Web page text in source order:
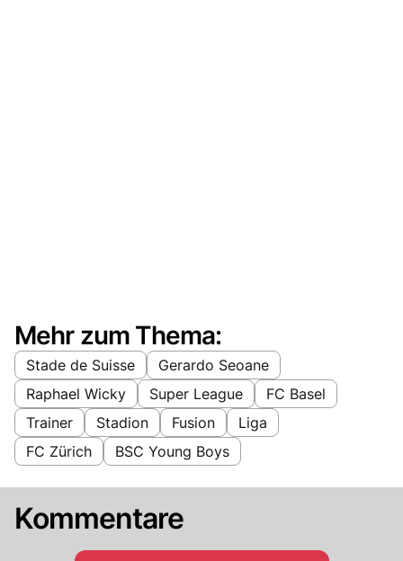
Mehr zum Thema:
Stade de Suisse
Gerardo Seoane
Raphael Wicky
Super League
FC Basel
Trainer
Stadion Fusion
Liga
FC Zürich
BSC Young Boys
Kommentare